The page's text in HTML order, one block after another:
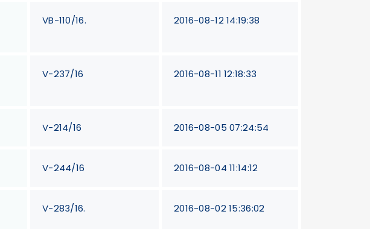
VB-110/16. 2016-08-12 14:19:38
V-237/16 2016-08-11 12:18:33
V-214/16 2016-08-05 07:24:54
V-244/16 2016-08-04 11:14:12
V-283/16. 2016-08-02 15:36:02